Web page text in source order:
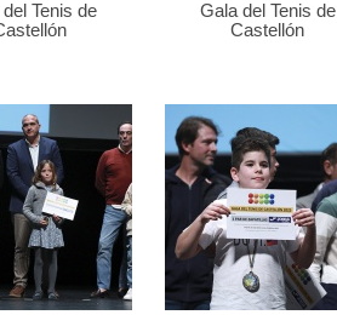
Tenis de
Gala del Tenis de
Castellón